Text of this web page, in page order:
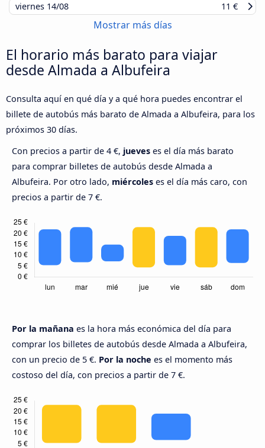
viernes 14/08 11 €
Mostrar más días
El horario más barato para viajar
desde Almada a Albufeira
Consulta aquí en qué día y a qué hora puedes encontrar el
billete de autobús más barato de Almada a Albufeira, para los
próximos 30 días.
Con precios a partir de 4 €, jueves es el día más barato
para comprar billetes de autobús desde Almada a
Albufeira. Por otro lado, miércoles es el día más caro, con
precios a partir de 7 €.
Por la mañana es la hora más económica del día para
comprar los billetes de autobús desde Almada a Albufeira,
con un precio de 5 €. Por la noche es el momento más
costoso del día, con precios a partir de 7 €.